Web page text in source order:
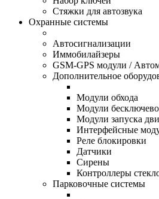
Стяжки для автозвука
Охранные системы
Автосигнализации
Иммобилайзеры
GSM-GPS модули /
Дополнительное
Модули обхода
Модули
Модули запуска
Интерфейсные
Реле блокировки
Датчики
Сирены
Контроллеры
Парковочные системы